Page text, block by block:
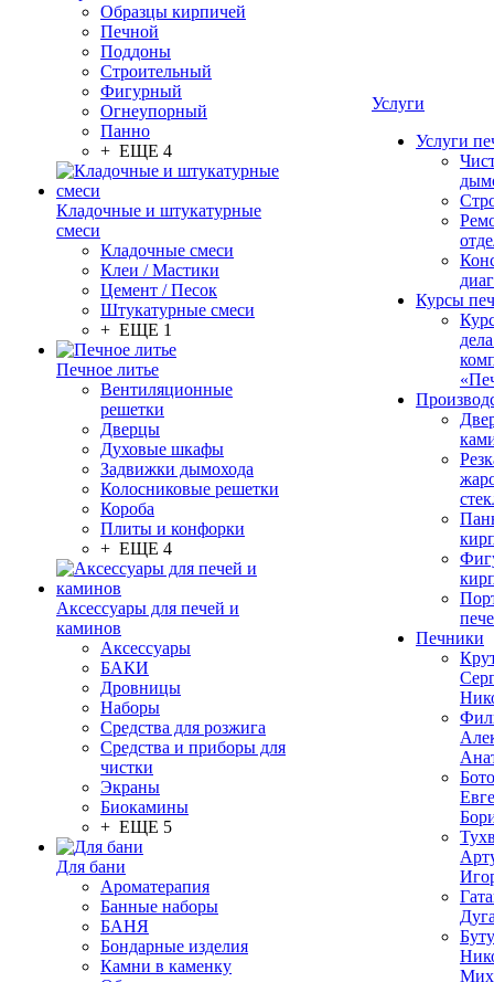
Образцы кирпичей
Печной
Поддоны
Строительный
Фигурный
Огнеупорный
Панно
+ ЕЩЕ 4
Кладочные и штукатурные
смеси
Кладочные смеси
Клеи / Мастики
Цемент / Песок
Штукатурные смеси
+ ЕЩЕ 1
Печное литье
Вентиляционные
решетки
Дверцы
Духовые шкафы
Задвижки дымохода
Колосниковые решетки
Короба
Плиты и конфорки
+ ЕЩЕ 4
Аксессуары для печей и
каминов
Аксессуары
БАКИ
Дровницы
Наборы
Средства для розжига
Средства и приборы для
чистки
Экраны
Биокамины
+ ЕЩЕ 5
Для бани
Ароматерапия
Банные наборы
БАНЯ
Бондарные изделия
Камни в каменку
Услуги
Услуги
Курсы
Печники